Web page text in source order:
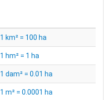
1 km² = 100 ha
1 hm² = 1 ha
1 dam² = 0.01 ha
1 m² = 0.0001 ha